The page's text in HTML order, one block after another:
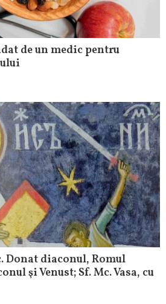
de un medic pentru
Donat diaconul, Romul
şi Venust; Sf. Mc. Vasa, cu